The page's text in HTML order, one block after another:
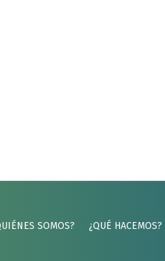
SOMOS? ¿QUÉ HACEMOS?